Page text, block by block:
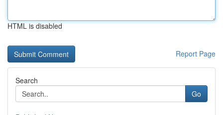
HTML is disabled
Report Page
Search
Go